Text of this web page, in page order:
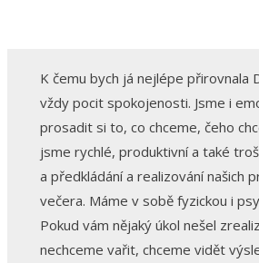
K čemu bych já nejlépe přirovnala
vždy pocit spokojenosti. Jsme i
prosadit si to, co chceme, čeho
jsme rychlé, produktivní a také
a předkládání a realizování našich
večera. Máme v sobě fyzickou i
Pokud vám nějaký úkol nešel
nechceme vařit, chceme vidět